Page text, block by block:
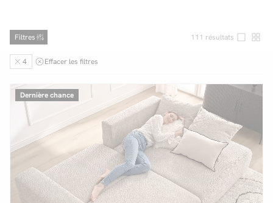
Facilité de paiements
Livraison
Aide et contact
Conseil sur mesure
Mieux nous connaître
Filtres 111 résultats
4 Effacer les filtres
Dernière chance